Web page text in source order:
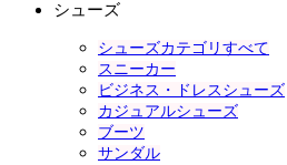
シューズ
シューズカテゴリすべて
スニーカー
ビジネス・ドレスシューズ
カジュアルシューズ
ブーツ
サンダル